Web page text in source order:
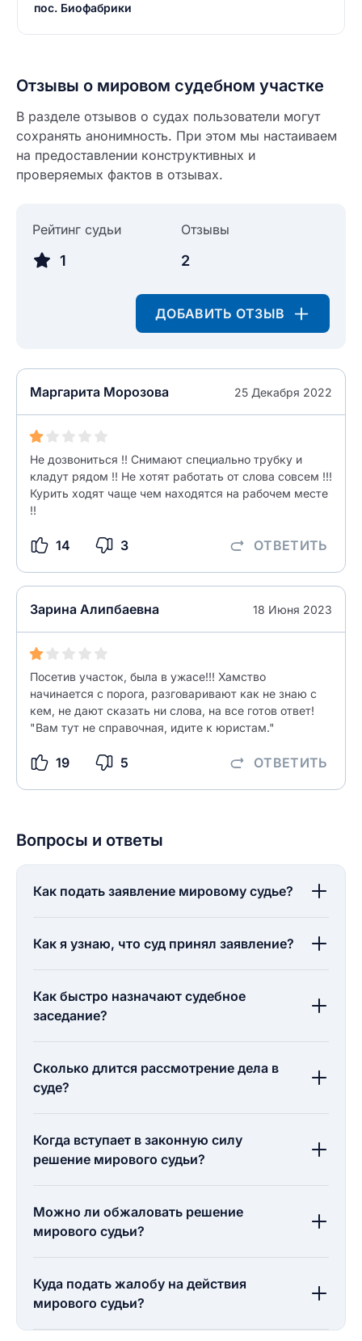
пос. Биофабрики
Отзывы о мировом судебном участке
В разделе отзывов о судах пользователи могут
сохранять анонимность. При этом мы настаиваем
на предоставлении конструктивных и
проверяемых фактов в отзывах.
Рейтинг судьи
1
Отзывы
2
ДОБАВИТЬ ОТЗЫВ
Маргарита Морозова 25 Декабря 2022
Не дозвониться !! Снимают специально трубку и
кладут рядом !! Не хотят работать от слова совсем !!!
Курить ходят чаще чем находятся на рабочем месте
!!
14 3 ОТВЕТИТЬ
Зарина Алипбаевна 18 Июня 2023
Посетив участок, была в ужасе!!! Хамство
начинается с порога, разговаривают как не знаю с
кем, не дают сказать ни слова, на все готов ответ!
"Вам тут не справочная, идите к юристам."
19 5 ОТВЕТИТЬ
Вопросы и ответы
Как подать заявление мировому судье?
Как я узнаю, что суд принял заявление?
Как быстро назначают судебное
заседание?
Сколько длится рассмотрение дела в
суде?
Когда вступает в законную силу
решение мирового судьи?
Можно ли обжаловать решение
мирового судьи?
Куда подать жалобу на действия
мирового судьи?